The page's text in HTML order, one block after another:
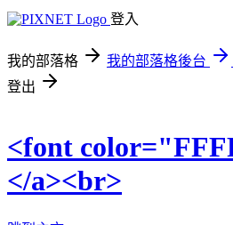
登入
我的部落格 我的部落格後台
登出
<font
</a><br>